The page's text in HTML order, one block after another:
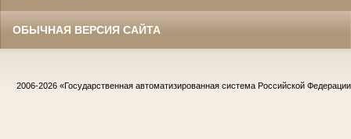
ОБЫЧНАЯ ВЕРСИЯ САЙТА
2006-2026 «Государственная автоматизированная система Российской